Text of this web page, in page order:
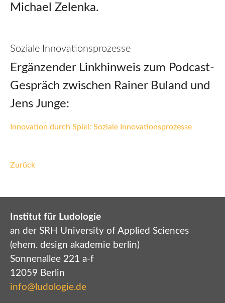
Michael Zelenka.
Soziale Innovationsprozesse
Ergänzender Linkhinweis zum Podcast-
Gespräch zwischen Rainer Buland und
Jens Junge:
Innovation durch Spiel: Soziale Innovationsprozesse
Zurück
Institut für Ludologie
an der SRH University of Applied Sciences
(ehem. design akademie berlin)
Sonnenallee 221 a-f
12059 Berlin
info@ludologie.de